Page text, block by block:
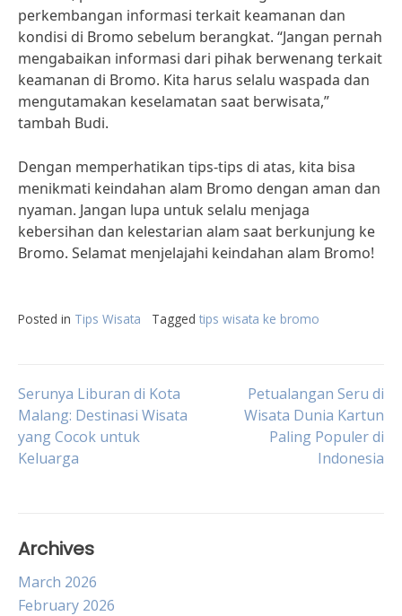
perkembangan informasi terkait keamanan dan
kondisi di Bromo sebelum berangkat. “Jangan pernah
mengabaikan informasi dari pihak berwenang terkait
keamanan di Bromo. Kita harus selalu waspada dan
mengutamakan keselamatan saat berwisata,”
tambah Budi.
Dengan memperhatikan tips-tips di atas, kita bisa
menikmati keindahan alam Bromo dengan aman dan
nyaman. Jangan lupa untuk selalu menjaga
kebersihan dan kelestarian alam saat berkunjung ke
Bromo. Selamat menjelajahi keindahan alam Bromo!
Posted in Tips Wisata Tagged tips wisata ke bromo
Post
navigation
Serunya Liburan di Kota
Malang: Destinasi Wisata
yang Cocok untuk
Keluarga
Petualangan Seru di
Wisata Dunia Kartun
Paling Populer di
Indonesia
Archives
March 2026
February 2026